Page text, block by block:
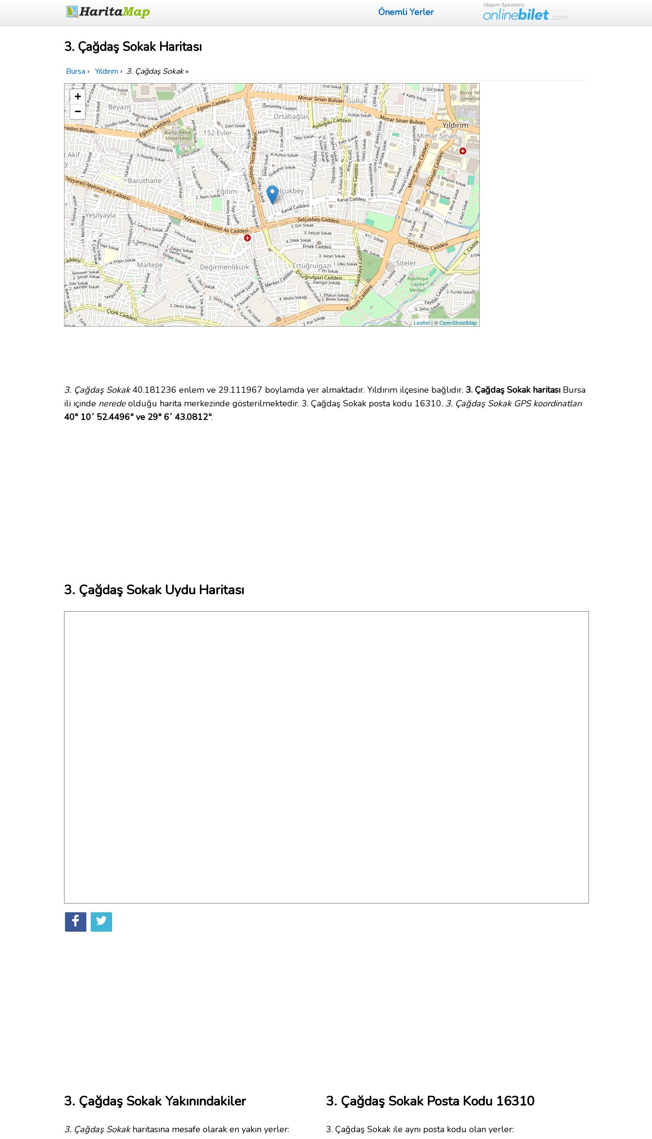
Önemli Yerler
3. Çağdaş Sokak Haritası
Bursa › Yıldırım › 3. Çağdaş Sokak»
+
−
Leaflet | ©OpenStreetMap
3. Çağdaş Sokak40.181236 enlem ve 29.111967 boylamda yer almaktadır. Yıldırım ilçesine bağlıdır. 3. Çağdaş Sokak haritası Bursa
ili içinde neredeolduğu harita merkezinde gösterilmektedir. 3. Çağdaş Sokak posta kodu 16310. 3. Çağdaş Sokak GPS koordinatları
40° 10´ 52.4496" ve 29° 6´ 43.0812".
3. Çağdaş Sokak Uydu Haritası
3. Çağdaş Sokak Yakınındakiler
3. Çağdaş Sokakharitasına mesafe olarak en yakın yerler:
3. Çağdaş Sokak Posta Kodu 16310
3. Çağdaş Sokak ile aynı posta kodu olan yerler: